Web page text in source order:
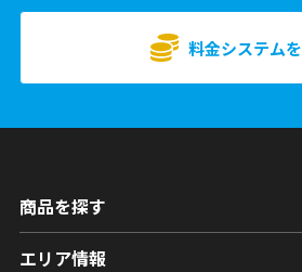
料金システム
商品を探す
エリア情報